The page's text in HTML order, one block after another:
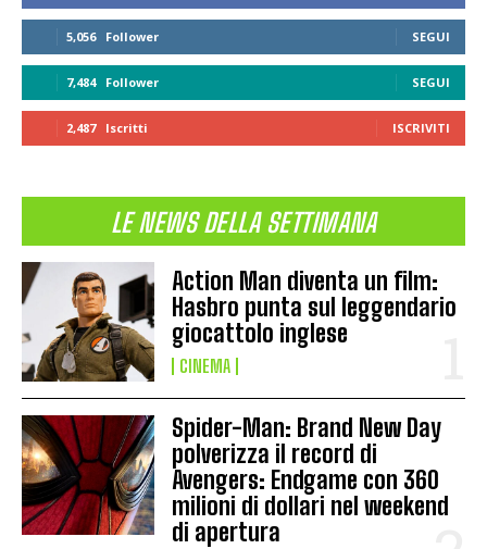
5,056 Follower SEGUI
7,484 Follower SEGUI
2,487 Iscritti ISCRIVITI
LE NEWS DELLA SETTIMANA
Action Man diventa un film:
Hasbro punta sul leggendario
giocattolo inglese
CINEMA
Spider-Man: Brand New Day
polverizza il record di
Avengers: Endgame con 360
milioni di dollari nel weekend
di apertura